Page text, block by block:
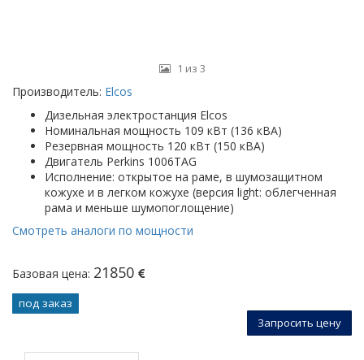
1 из 3
Производитель: Elcos
Дизельная электростанция Elcos
Номинальная мощность 109 кВт (136 кВА)
Резервная мощность 120 кВт (150 кВА)
Двигатель Perkins 1006TAG
Исполнение: открытое на раме, в шумозащитном
кожухе и в легком кожухе (версия light: облегченная
рама и меньше шумопоглощение)
Смотреть аналоги по мощности
Базовая цена: 21850
под заказ
Запросить цену